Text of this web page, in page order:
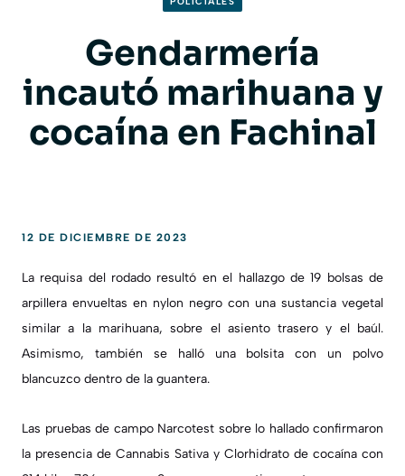
Gendarmería
incautó marihuana y
cocaína en Fachinal
12 DE DICIEMBRE DE 2023
La requisa del rodado resultó en el hallazgo de 19 bolsas de
arpillera envueltas en nylon negro con una sustancia vegetal
similar a la marihuana, sobre el asiento trasero y el baúl.
Asimismo, también se halló una bolsita con un polvo
blancuzco dentro de la guantera.
Las pruebas de campo Narcotest sobre lo hallado confirmaron
la presencia de Cannabis Sativa y Clorhidrato de cocaína con